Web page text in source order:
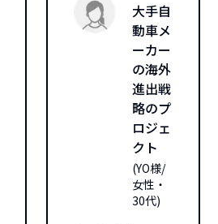
大手自
動車メ
ーカー
の海外
進出戦
略のプ
ロジェ
クト
(YO様/
女性・
30代)